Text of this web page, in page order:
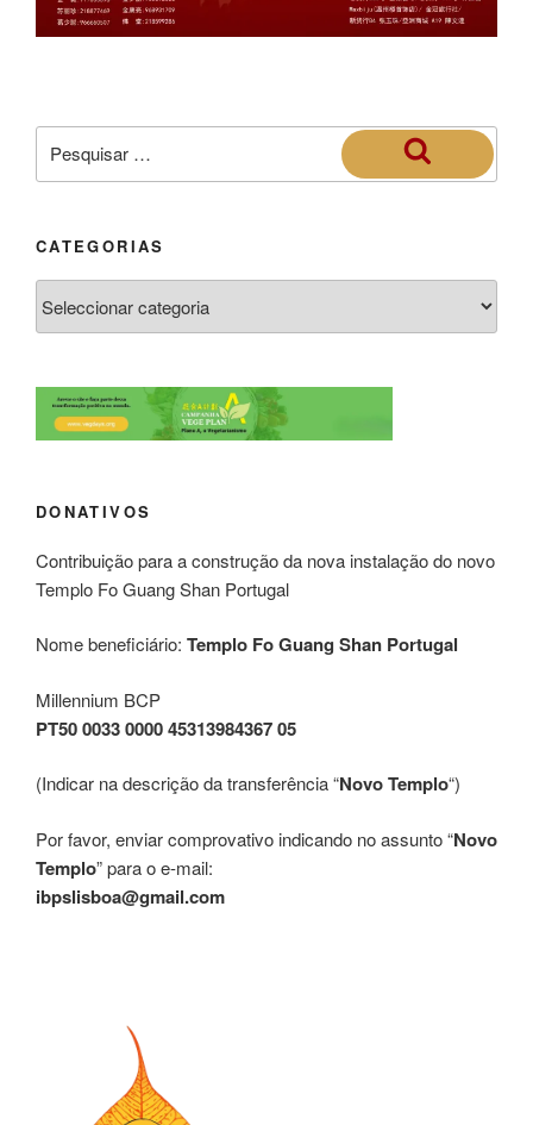
CATEGORIAS
DONATIVOS
Contribuição para a construção da nova instalação do novo
Templo Fo Guang Shan Portugal
Nome beneficiário: Templo Fo Guang Shan Portugal
Millennium BCP
PT50 0033 0000 45313984367 05
(Indicar na descrição da transferência “Novo Templo“)
Por favor, enviar comprovativo indicando no assunto “Novo
Templo” para o e-mail:
ibpslisboa@gmail.com